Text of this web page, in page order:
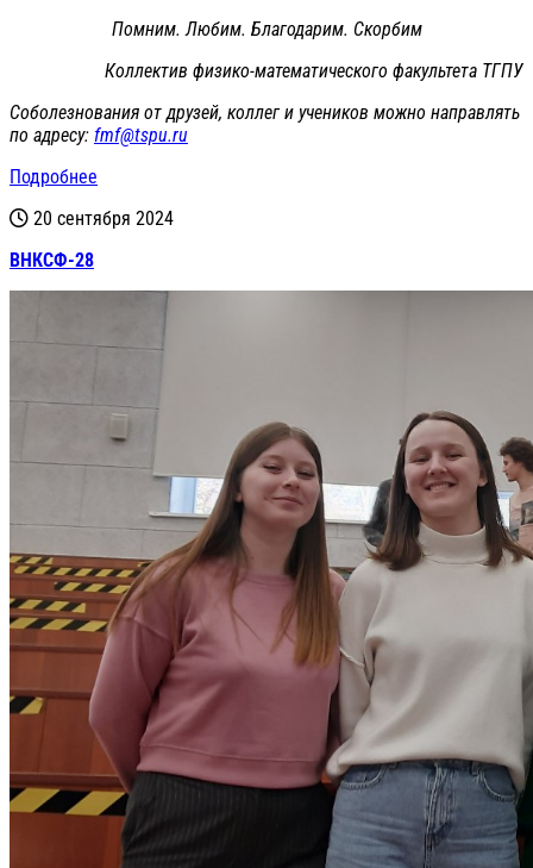
Помним. Любим. Благодарим. Скорбим
Коллектив физико-математического факультета ТГПУ
Соболезнования от друзей, коллег и учеников можно направлять
по адресу: fmf@tspu.ru
Подробнее
20 сентября 2024
ВНКСФ-28